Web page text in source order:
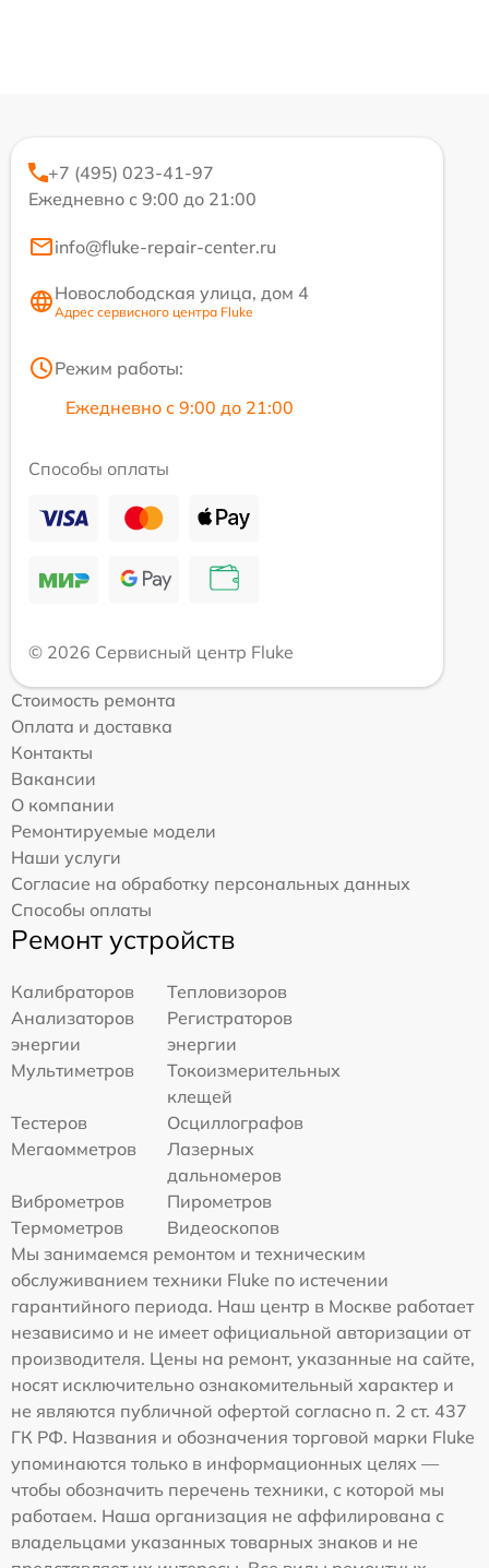
+7 (495) 023-41-97
Ежедневно с 9:00 до 21:00
info@fluke-repair-center.ru
Новослободская улица, дом 4
Адрес сервисного центра Fluke
Режим работы:
Ежедневно с 9:00 до 21:00
Способы оплаты
© 2026 Сервисный центр Fluke
Стоимость ремонта
Оплата и доставка
Контакты
Вакансии
О компании
Ремонтируемые модели
Наши услуги
Согласие на обработку персональных данных
Способы оплаты
Ремонт устройств
Калибраторов
Тепловизоров
Анализаторов
энергии
Регистраторов
энергии
Мультиметров
Токоизмерительных
клещей
Тестеров
Осциллографов
Мегаомметров
Лазерных
дальномеров
Виброметров
Пирометров
Термометров
Видеоскопов
Мы занимаемся ремонтом и техническим
обслуживанием техники Fluke по истечении
гарантийного периода. Наш центр в Москве работает
независимо и не имеет официальной авторизации от
производителя. Цены на ремонт, указанные на сайте,
носят исключительно ознакомительный характер и
не являются публичной офертой согласно п. 2 ст. 437
ГК РФ. Названия и обозначения торговой марки Fluke
упоминаются только в информационных целях —
чтобы обозначить перечень техники, с которой мы
работаем. Наша организация не аффилирована с
владельцами указанных товарных знаков и не